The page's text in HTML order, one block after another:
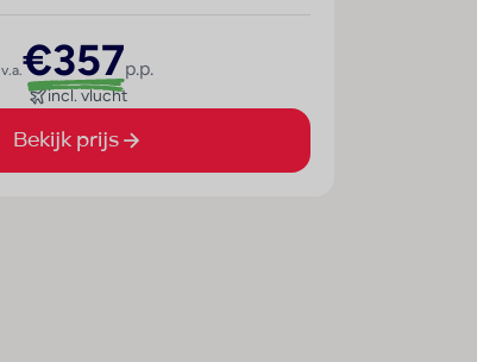
v.a.€357p.p.
incl. vlucht
Bekijk prijs